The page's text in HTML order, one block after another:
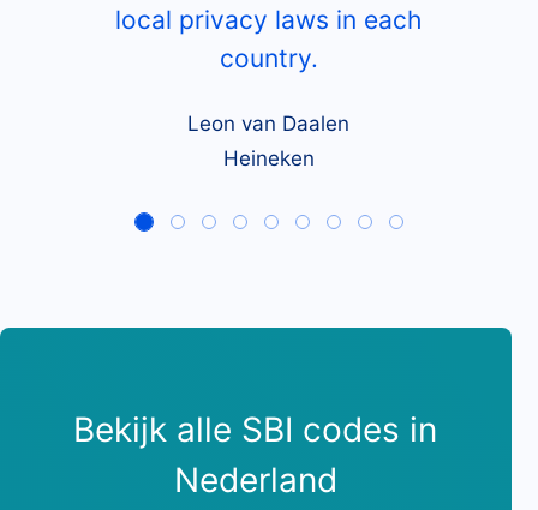
local privacy laws in each
country.
Leon van Daalen
Heineken
Bekijk alle SBI codes in
Nederland